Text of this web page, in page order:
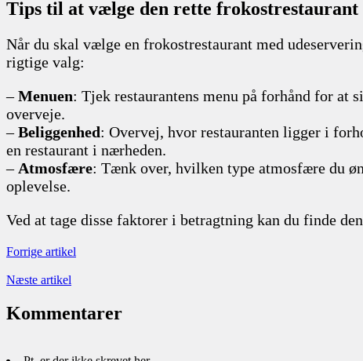
Tips til at vælge den rette frokostrestaurant
Når du skal vælge en frokostrestaurant med
rigtige valg:
–Menuen: Tjek restaurantens menu på forhånd for at
overveje.
–Beliggenhed: Overvej, hvor restauranten ligger i
en restaurant i nærheden.
– Atmosfære: Tænk over, hvilken type atmosfære du
oplevelse.
Ved at tage disse faktorer i betragtning kan du finde
Forrige artikel
Næste artikel
Kommentarer